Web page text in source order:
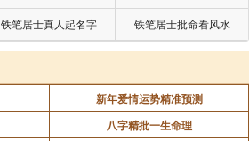
铁笔居士真人起名字 铁笔居士批命看风水
新年爱情运势精准预测
八字精批一生命理